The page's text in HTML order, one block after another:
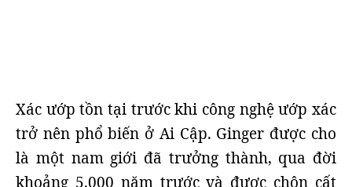
Xác ướp tồn tại trước khi công nghệ ướp xác
trở nên phổ biến ở Ai Cập. Ginger được cho
là một nam giới đã trưởng thành, qua đời
khoảng 5.000 năm trước và được chôn cất